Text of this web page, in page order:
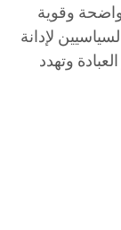
وقوية
لإدانة
وتهدد